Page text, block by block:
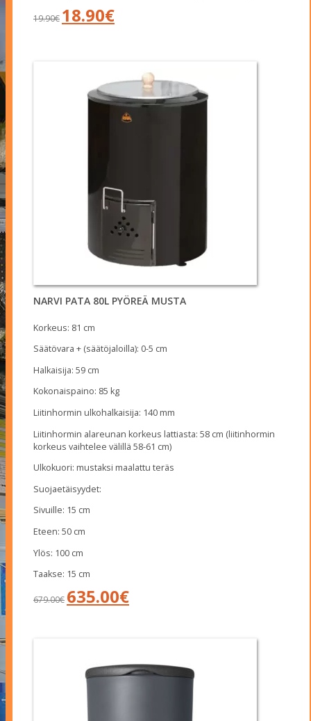
19.90€
Alkuperäinen
hinta
18.90€Nykyinen
hinta
NARVI PATA 80L PYÖREÄ MUSTA
Korkeus: 81 cm
Säätövara + (säätöjaloilla): 0-5 cm
Halkaisija: 59 cm
Kokonaispaino: 85 kg
Liitinhormin ulkohalkaisija: 140 mm
Liitinhormin alareunan korkeus lattiasta: 58 cm (liitinhormin
korkeus vaihtelee välillä 58-61 cm)
Ulkokuori: mustaksi maalattu teräs
Suojaetäisyydet:
Sivuille: 15 cm
Eteen: 50 cm
Ylös: 100 cm
Taakse: 15 cm
679.00€
Alkuperäinen
hinta
635.00€Nykyinen
hinta